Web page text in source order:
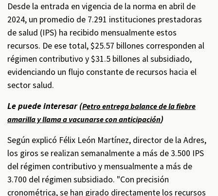
Desde la entrada en vigencia de la norma en abril de
2024, un promedio de 7.291 instituciones prestadoras
de salud (IPS) ha recibido mensualmente estos
recursos. De ese total, $25.57 billones corresponden al
régimen contributivo y $31.5 billones al subsidiado,
evidenciando un flujo constante de recursos hacia el
sector salud.
Le puede interesar (Petro entrega balance de la fiebre
amarilla y llama a vacunarse con anticipación)
Según explicó Félix León Martínez, director de la Adres,
los giros se realizan semanalmente a más de 3.500 IPS
del régimen contributivo y mensualmente a más de
3.700 del régimen subsidiado. "Con precisión
cronométrica, se han girado directamente los recursos